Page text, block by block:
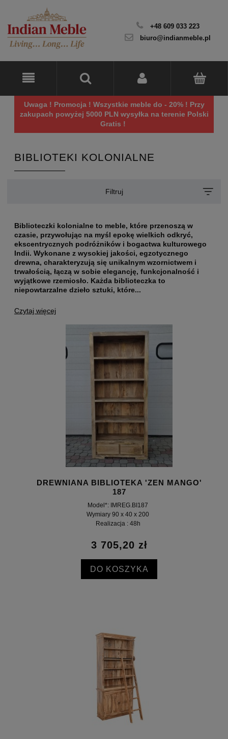
+48 609 033 223
biuro@indianmeble.pl
Uwaga ! Promocja ! Wszystkie meble do - 20% ! Przy
zakupach powyżej 5000 PLN wysyłka na terenie Polski
Gratis !
BIBLIOTEKI KOLONIALNE
Filtruj
Biblioteczki kolonialne to meble, które przenoszą w
czasie, przywołując na myśl epokę wielkich odkryć,
ekscentrycznych podróżników i bogactwa kulturowego
Indii. Wykonane z wysokiej jakości, egzotycznego
drewna, charakteryzują się unikalnym wzornictwem i
trwałością, łączą w sobie elegancję, funkcjonalność i
wyjątkowe rzemiosło. Każda biblioteczka to
niepowtarzalne dzieło sztuki, które...
Czytaj więcej
DREWNIANA BIBLIOTEKA 'ZEN MANGO'
187
Model*: IMREG.BI187
Wymiary 90 x 40 x 200
Realizacja : 48h
3 705,20 zł
DO KOSZYKA